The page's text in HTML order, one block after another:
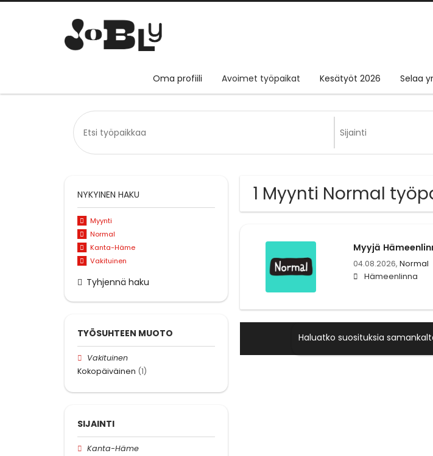
Oma profiili Avoimet työpaikat Kesätyöt 2026 Selaa
1 Myynti Normal
Myyjä
04.08.2026, Normal
Hämeenlinna
Haluatko suosituksia
NYKYINEN HAKU
Myynti
Normal
Kanta-Häme
Vakituinen
Tyhjennä haku
TYÖSUHTEEN MUOTO
Vakituinen
Kokopäiväinen (1)
SIJAINTI
Kanta-Häme